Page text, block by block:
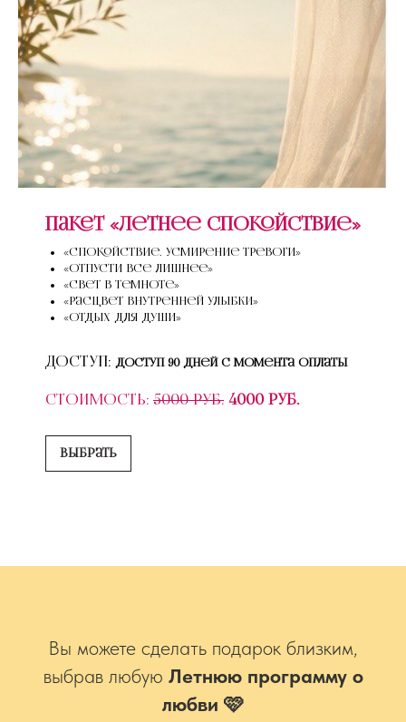
Пакет «Летнее спокойствие»
«Спокойствие. Усмирение тревоги»
«Отпусти все лишнее»
«Свет в темноте»
«Расцвет внутренней улыбки»
«Отдых для души»
Доступ: Доступ 90 дней с момента оплаты
Стоимость: 5000 руб. 4000 руб.
Выбрать
Вы можете сделать подарок близким,
выбрав любую Летнюю программу о
любви 🩷